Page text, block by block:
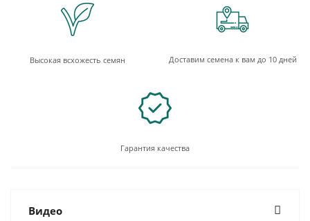
Высокая всхожесть семян Доставим семена к вам до 10 дней
Гарантия качества
Видео